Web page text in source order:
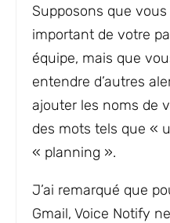
Supposons que
important de votre
équipe, mais que
entendre d’autres
ajouter les noms de
des mots tels que «
« planning ».
J’ai remarqué que
Gmail, Voice Notify